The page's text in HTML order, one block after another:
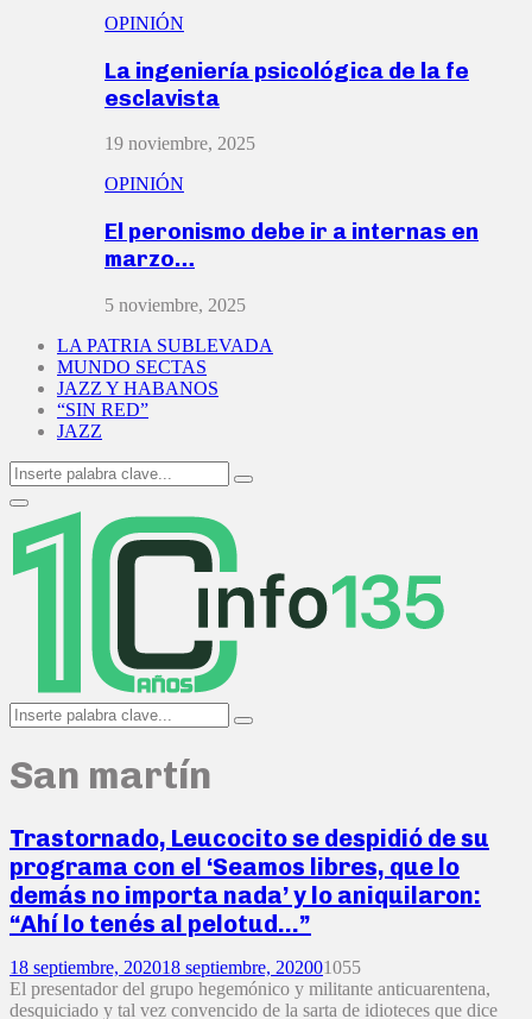
OPINIÓN
La ingeniería psicológica de la fe
esclavista
19 noviembre, 2025
OPINIÓN
El peronismo debe ir a internas en
marzo…
5 noviembre, 2025
LA PATRIA SUBLEVADA
MUNDO SECTAS
JAZZ Y HABANOS
“SIN RED”
JAZZ
Search
for:
Search
Primary
Menu
Search
for:
Search
San martín
Trastornado, Leucocito se despidió de su
programa con el ‘Seamos libres, que lo
demás no importa nada’ y lo aniquilaron:
“Ahí lo tenés al pelotud…”
18 septiembre, 202018 septiembre, 202001055
El presentador del grupo hegemónico y militante anticuarentena,
desquiciado y tal vez convencido de la sarta de idioteces que dice